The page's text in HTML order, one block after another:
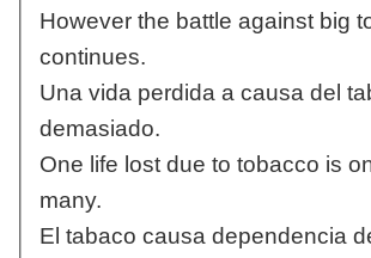
However the battle against big
continues.
Una vida perdida a causa del
demasiado.
One life lost due to tobacco is
many.
El tabaco causa dependencia